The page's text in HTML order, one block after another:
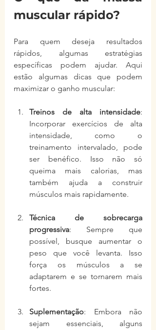
muscular rápido?
Para quem deseja resultados
rápidos, algumas estratégias
específicas podem ajudar. Aqui
estão algumas dicas que podem
maximizar o ganho muscular:
Treinos de alta intensidade:
Incorporar exercícios de alta
intensidade, como o
treinamento intervalado, pode
ser benéfico. Isso não só
queima mais calorias, mas
também ajuda a construir
músculos mais rapidamente.
Técnica de sobrecarga
progressiva: Sempre que
possível, busque aumentar o
peso que você levanta. Isso
força os músculos a se
adaptarem e se tornarem mais
fortes.
Suplementação: Embora não
sejam essenciais, alguns